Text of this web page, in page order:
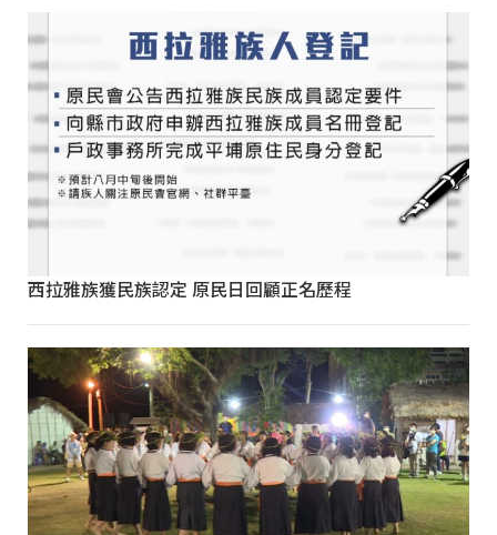
西拉雅族獲民族認定 原民日回顧正名歷程